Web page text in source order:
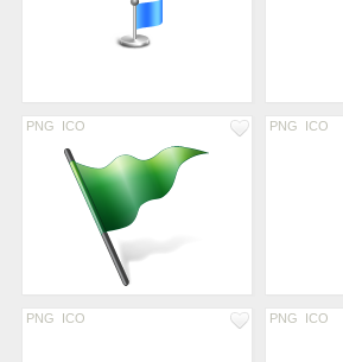
PNG ICO PNG ICO
PNG ICO PNG ICO